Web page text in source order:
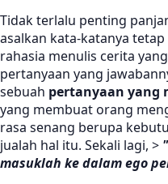
Tidak terlalu penting
asalkan kata-katanya
rahasia menulis cerita
pertanyaan yang
sebuah pertanyaan yang
yang membuat orang
rasa senang berupa
jualah hal itu. Sekali lagi, >
masuklah ke dalam ego